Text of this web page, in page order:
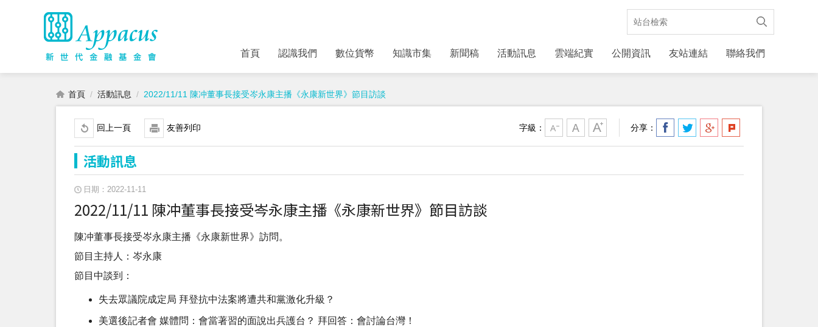
首頁 認識我們 數位貨幣 知識市集 新聞稿 活動訊息 雲端紀實 公開資訊 友站連結 聯絡我們
首頁 活動訊息 2022/11/11 陳冲董事長接受岑永康主播《永康新世界》節目訪談
回上一頁 友善列印 字級： 分享：
活動訊息
日期：2022-11-11
2022/11/11 陳冲董事長接受岑永康主播《永康新世界》節目訪談
陳冲董事長接受岑永康主播《永康新世界》訪問。
節目主持人：岑永康
節目中談到：
失去眾議院成定局 拜登抗中法案將遭共和黨激化升級？
美選後記者會 媒體問：會當著習的面說出兵護台？ 拜回答：會討論台灣！